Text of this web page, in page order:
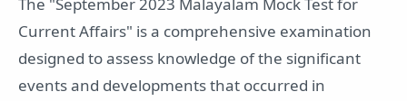
Current Affairs" is a comprehensive examination
designed to assess knowledge of the significant
events and developments that occurred in